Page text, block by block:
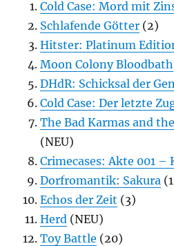
Cold Case: Mord mit
Schlafende Götter (2)
Hitster: Platinum
Moon Colony Bloodbath
DHdR: Schicksal der
Cold Case: Der letzte
The Bad Karmas and
(NEU)
Crimecases: Akte 001 –
Dorfromantik: Sakura
Echos der Zeit (3)
Herd (NEU)
Toy Battle (20)